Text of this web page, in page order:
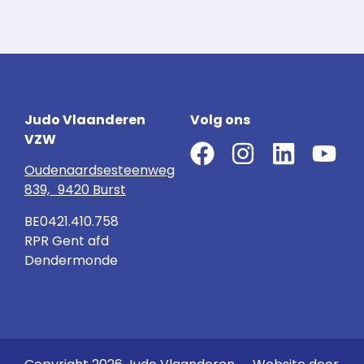
Judo Vlaanderen
VZW
Oudenaardsesteenweg
839, 9420 Burst
BE0421.410.758
RPR Gent afd
Dendermonde
Volg ons